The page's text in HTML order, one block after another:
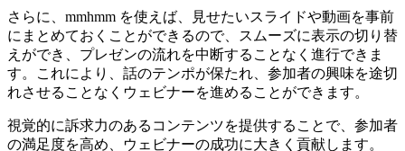
さらに、mmhmm を使えば、見せたいスライドや動画を事前
にまとめておくことができるので、スムーズに表示の切り替
えができ、プレゼンの流れを中断することなく進行できま
す。これにより、話のテンポが保たれ、参加者の興味を途切
れさせることなくウェビナーを進めることができます。
視覚的に訴求力のあるコンテンツを提供することで、参加者
の満足度を高め、ウェビナーの成功に大きく貢献します。